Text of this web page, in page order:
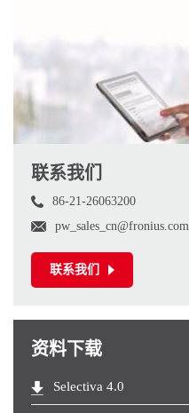
联系我们
86-21-26063200
pw_sales_cn@fronius.com
联系我们
资料下载
Selectiva 4.0